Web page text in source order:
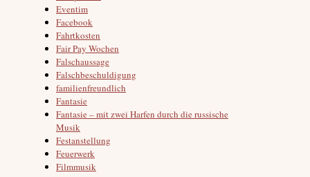
Eventim
Facebook
Fahrtkosten
Fair Pay Wochen
Falschaussage
Falschbeschuldigung
familienfreundlich
Fantasie
Fantasie – mit zwei Harfen durch die russische
Musik
Festanstellung
Feuerwerk
Filmmusik